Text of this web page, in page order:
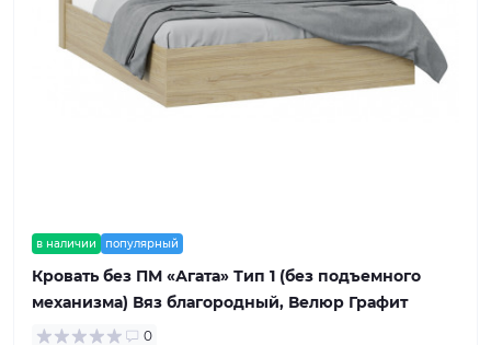
в наличии популярный
Кровать без ПМ «Агата» Тип 1 (без подъемного
механизма) Вяз благородный, Велюр Графит
0